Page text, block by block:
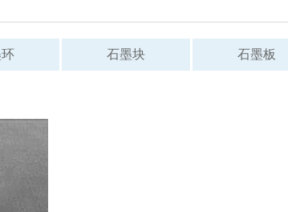
石墨块 石墨板